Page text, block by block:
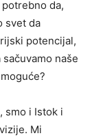
da,
svet da
potencijal,
naše
smo i Istok i
Mi